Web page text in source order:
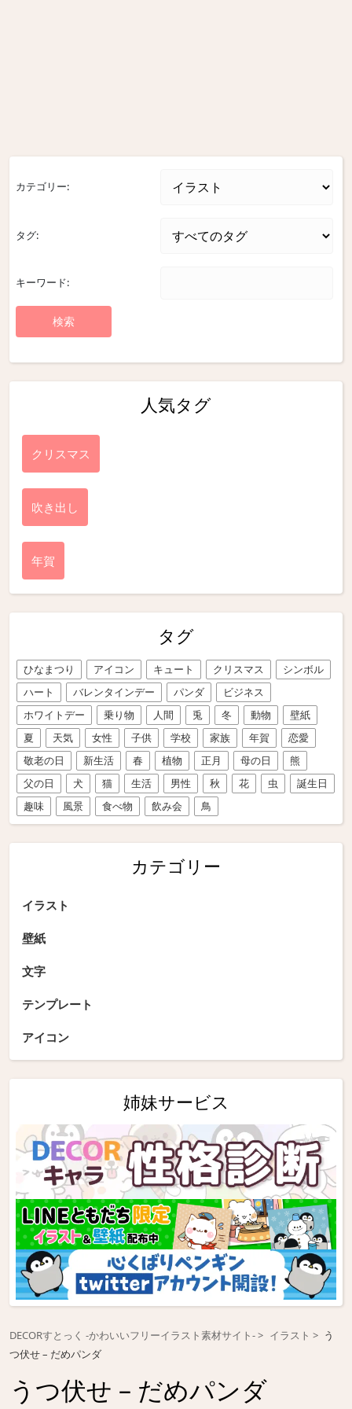
カテゴリー:
タグ:
キーワード:
人気タグ
クリスマス
吹き出し
年賀
タグ
ひなまつり アイコン キュート クリスマス
シンボル
ハート
バレンタインデー パンダ
ビジネス
ホワイトデー
乗り物 人間 兎 冬 動物
壁紙
夏
天気 女性 子供 学校 家族 年賀
恋愛
敬老の日
新生活 春 植物 正月 母の日
熊
父の日
犬 猫 生活 男性 秋 花 虫
誕生日
趣味
風景 食べ物 飲み会 鳥
カテゴリー
イラスト
壁紙
文字
テンプレート
アイコン
姉妹サービス
DECORすとっく -かわいいフリーイラスト素材サイト- イラスト
う
つ伏せ – だめパンダ
うつ伏せ – だめパンダ